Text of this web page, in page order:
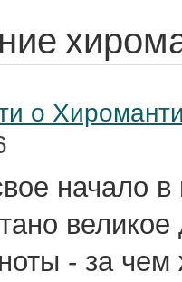
о
начало
великое
- за